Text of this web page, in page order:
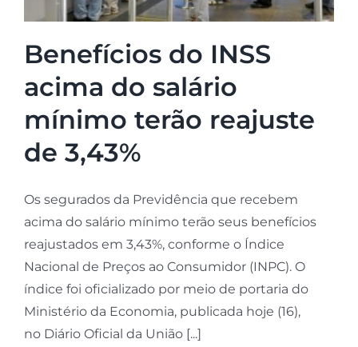
Benefícios do INSS
acima do salário
mínimo terão reajuste
de 3,43%
Os segurados da Previdência que recebem
acima do salário mínimo terão seus benefícios
reajustados em 3,43%, conforme o Índice
Nacional de Preços ao Consumidor (INPC). O
índice foi oficializado por meio de portaria do
Ministério da Economia, publicada hoje (16),
no Diário Oficial da União [...]